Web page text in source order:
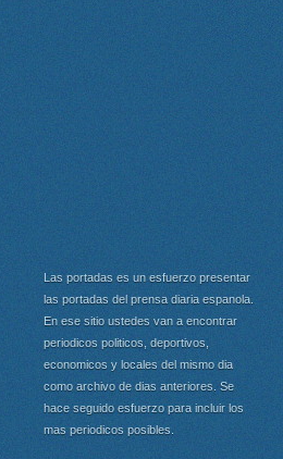
Las portadas es un esfuerzo presentar
las portadas del prensa diaria espanola.
En ese sitio ustedes van a encontrar
periodicos politicos, deportivos,
economicos y locales del mismo dia
como archivo de dias anteriores. Se
hace seguido esfuerzo para incluir los
mas periodicos posibles.